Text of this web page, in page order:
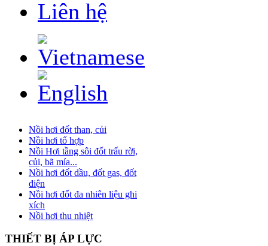
Liên hệ
Nồi hơi đốt than, củi
Nồi hơi tổ hợp
Nồi Hơi tầng sôi đốt trấu rời,
củi, bã mía...
Nồi hơi đốt dầu, đốt gas, đốt
điện
Nồi hơi đốt đa nhiên liệu ghi
xích
Nồi hơi thu nhiệt
THIẾT BỊ ÁP LỰC